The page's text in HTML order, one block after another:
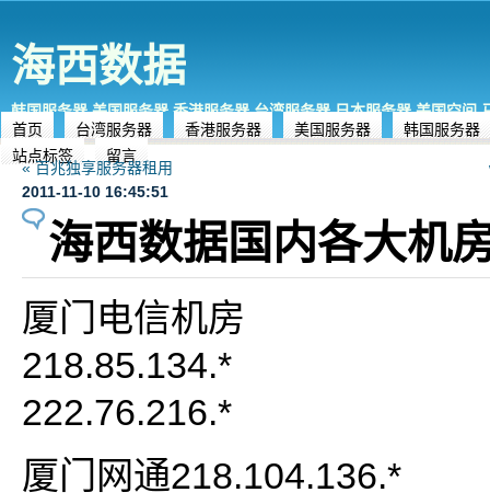
海西数据
韩国服务器,美国服务器,香港服务器,台湾服务器,日本服务器,美国空间
首页
台湾服务器 香港服务器 美国服务器
韩国服务器
站点标签
留言
« 百兆独享服务器租用
2011-11-10 16:45:51
海西数据国内各大机
厦门电信机房
218.85.134.*
222.76.216.*
厦门网通218.104.136.*